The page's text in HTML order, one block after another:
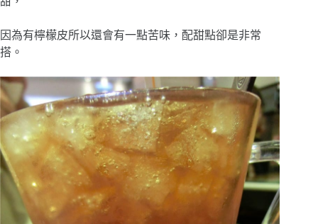
因為有檸檬皮所以還會有一點苦味，配甜點卻是非常
搭。